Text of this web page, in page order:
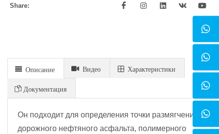
Share:
Описание Видео Xарактеристики
Документация
Он подходит для определения точки размягчения
дорожного нефтяного асфальта, полимерного